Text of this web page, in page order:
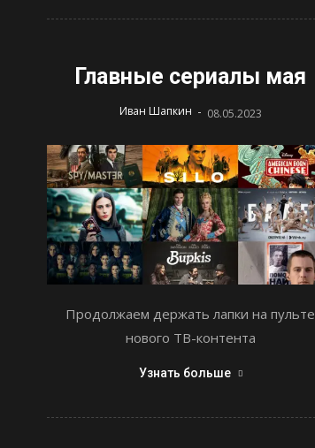
Главные сериалы мая
Иван Шапкин - 08.05.2023
Продолжаем держать лапки на пульте
нового ТВ-контента
Узнать больше